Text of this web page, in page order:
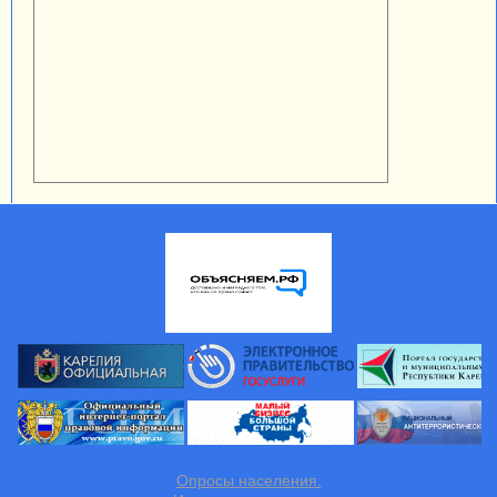
Опросы населения.